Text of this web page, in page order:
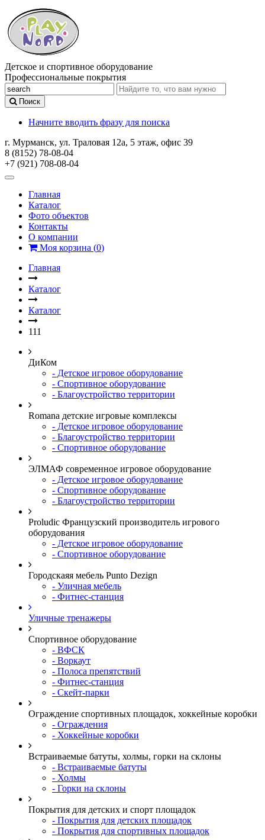
Детское и спортивное оборудование
Профессиональные покрытия
Поиск
Начните вводить фразу для поиска
г. Мурманск, ул. Траловая 12а, 5 этаж, офис 39
8 (8152) 78-08-04
+7 (921) 708-08-04
Главная
Каталог
Фото объектов
Контакты
О компании
Моя корзина (0)
Главная
Каталог
Каталог
111
ДиКом
- Детское игровое оборудование
- Спортивное оборудование
- Благоустройство территории
Romana детские игровые комплексы
- Детское игровое оборудование
- Благоустройство территории
- Спортивное оборудование
ЭЛМАФ современное игровое оборудование
- Детское игровое оборудование
- Спортивное оборудование
- Благоустройство территории
Proludic Французский производитель игрового
оборудования
- Детское игровое оборудование
- Спортивное оборудование
Городскаяя мебель Punto Dezign
- Уличная мебель
- Фитнес-станция
Уличные тренажеры
Спортивное оборудование
- ВФСК
- Воркаут
- Полоса препятствий
- Фитнес-станция
- Скейт-парки
Ограждение спортивных площадок, хоккейные коробки
- Ограждения
- Хоккейные коробки
Встраиваемые батуты, холмы, горки на склоны
- Встраиваемые батуты
- Холмы
- Горки на склоны
Покрытия для детских и спорт площадок
- Покрытия для детских площадок
- Покрытия для спортивных площадок